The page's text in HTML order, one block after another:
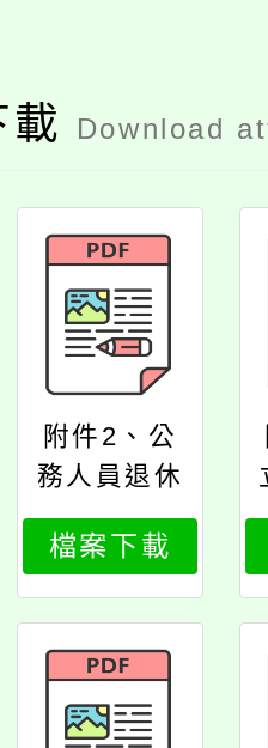
載 Download
附件2、公
務人員退休
撫卹基金管
理局令
檔案下載